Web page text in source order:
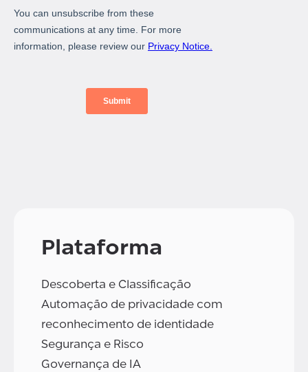
Plataforma
Descoberta e Classificação
Automação de privacidade com
reconhecimento de identidade
Segurança e Risco
Governança de IA